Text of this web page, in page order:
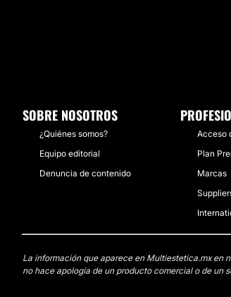
SOBRE NOSOTROS
¿Quiénes somos?
Equipo editorial
Denuncia de contenido
Acceso
Plan
Marcas
La información que aparece en Multiestetica.mx en
no hace apología de un producto comercial o de un